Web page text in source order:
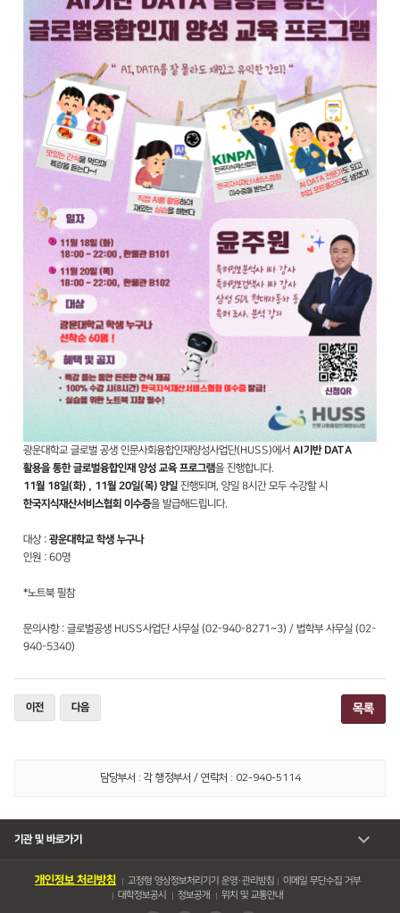
광운대학교 글로벌 공생 인문사회융합인재양성사업단(HUSS)에서 AI기반 DATA
활용을 통한 글로벌융합인재 양성 교육 프로그램을 진행합니다.
11월 18일(화) , 11월 20일(목) 양일 진행되며, 양일 8시간 모두 수강할 시
한국지식재산서비스협회 이수증을 발급해드립니다.
대상 :광운대학교 학생 누구나
인원 : 60명
*노트북 필참
문의사항 : 글로벌공생 HUSS사업단 사무실 (02-940-8271~3) / 법학부 사무실 (02-
940-5340)
이전 다음 목록
담당부서 : 각 행정부서 / 연락처 : 02-940-5114
기관 및 바로가기
개인정보 처리방침 고정형 영상정보처리기기 운영・관리방침
이메일 무단수집 거부
대학정보공시
정보공개 위치 및 교통안내